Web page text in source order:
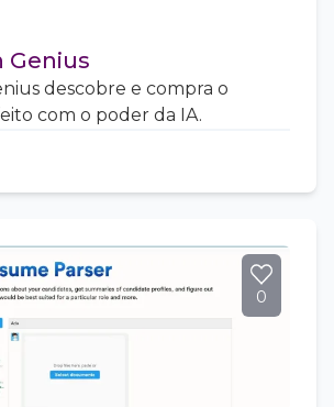
Genius
descobre e compra o
com o poder da IA.
0